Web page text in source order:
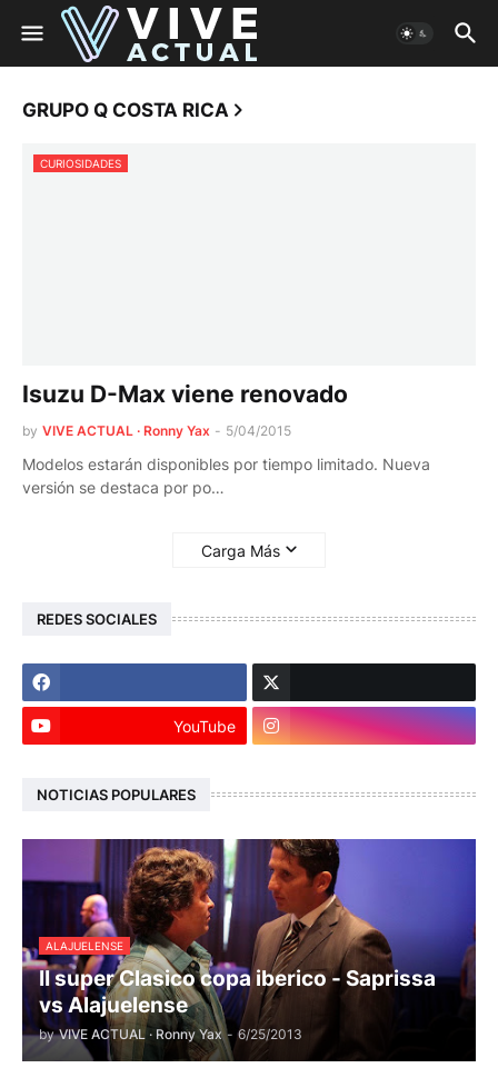
GRUPO Q COSTA RICA
CURIOSIDADES
Isuzu D-Max viene renovado
by VIVE ACTUAL · Ronny Yax - 5/04/2015
Modelos estarán disponibles por tiempo limitado. Nueva
versión se destaca por po…
Carga Más
REDES SOCIALES
YouTube
NOTICIAS POPULARES
ALAJUELENSE
II super Clasico copa iberico - Saprissa
vs Alajuelense
by VIVE ACTUAL · Ronny Yax - 6/25/2013